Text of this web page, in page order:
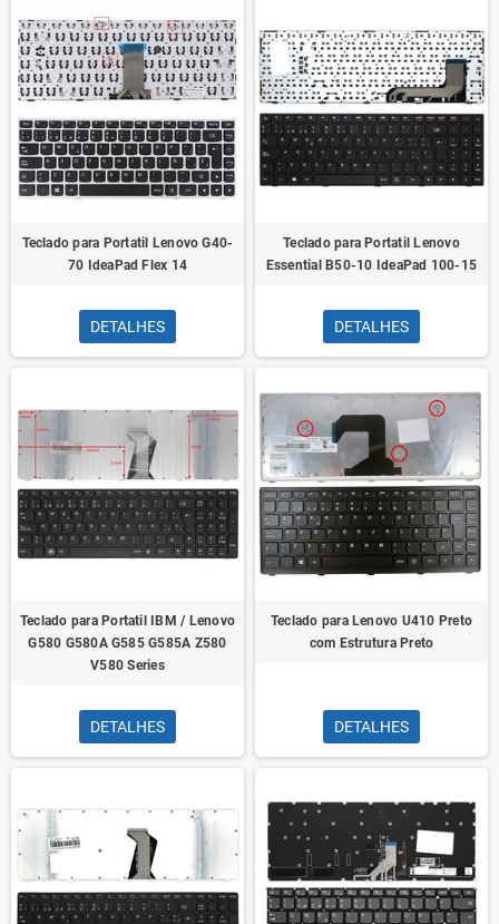
Teclado para Portatil Lenovo G40-
70 IdeaPad Flex 14
DETALHES
Teclado para Portatil Lenovo
Essential B50-10 IdeaPad 100-15
DETALHES
Teclado para Portatil IBM / Lenovo
G580 G580A G585 G585A Z580
V580 Series
DETALHES
Teclado para Lenovo U410 Preto
com Estrutura Preto
DETALHES